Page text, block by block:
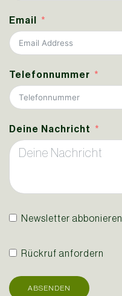
Email
Telefonnummer
Deine Nachricht
Newsletter abbonieren.
Rückruf anfordern
ABSENDEN